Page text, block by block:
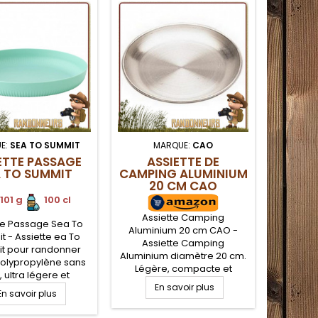
SEA TO SUMMIT
PASSAGE
TO SUMMIT
g
100 cl
Passage Sea To
- Assiette ea To
pour randonner
sans
ultra légere et
pour le
le trek et la
légère.
savoir plus
MARQUE: CAO
ASSIETTE DE
CAMPING ALUMINIUM
20 CM CAO
Assiette Camping
Aluminium 20 cm CAO -
Assiette Camping
Aluminium diamètre 20 cm.
Légère, compacte et
robuste, cette assiette pour
la randonnée légère
trouvera facilement sa
En savoir plus
acier
Tatonka
saura